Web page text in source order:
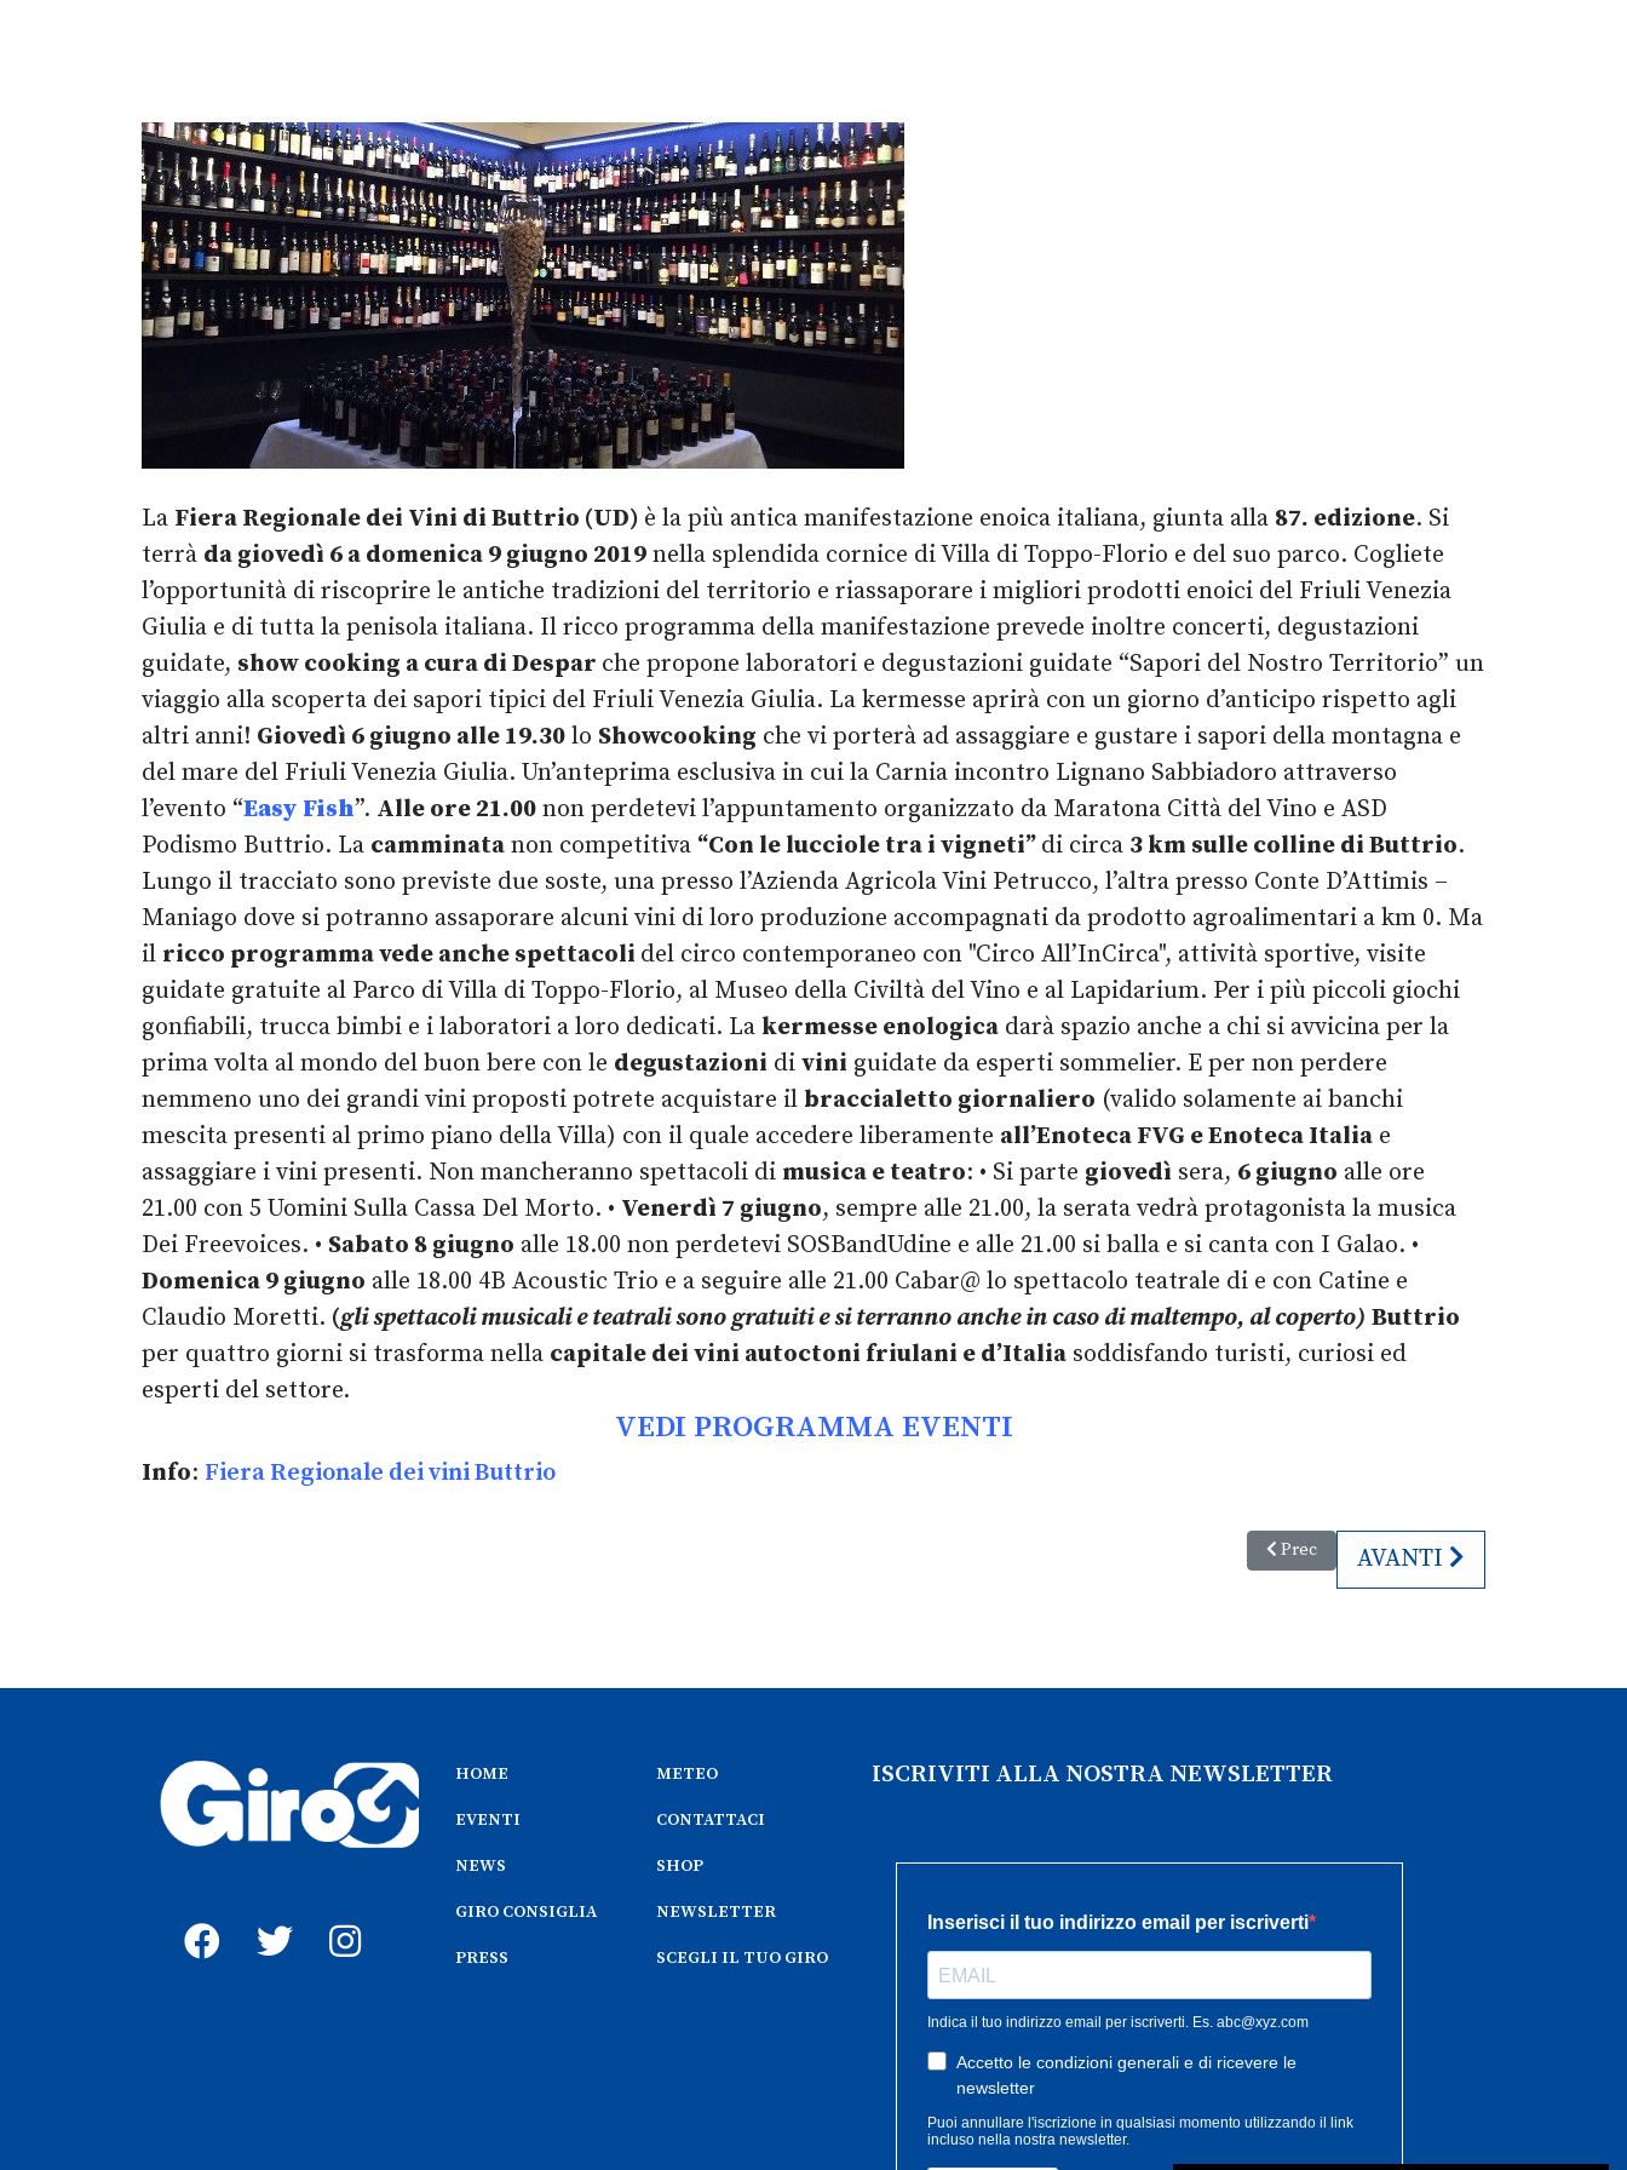
La Fiera Regionale dei Vini di Buttrio (UD) è la più antica manifestazione enoica italiana, giunta alla 87. edizione. Si
terrà da giovedì 6 a domenica 9 giugno 2019 nella splendida cornice di Villa di Toppo-Florio e del suo parco. Cogliete
l’opportunità di riscoprire le antiche tradizioni del territorio e riassaporare i migliori prodotti enoici del Friuli Venezia
Giulia e di tutta la penisola italiana. Il ricco programma della manifestazione prevede inoltre concerti, degustazioni
guidate, show cooking a cura di Despar che propone laboratori e degustazioni guidate “Sapori del Nostro Territorio” un
viaggio alla scoperta dei sapori tipici del Friuli Venezia Giulia. La kermesse aprirà con un giorno d’anticipo rispetto agli
altri anni! Giovedì 6 giugno alle 19.30 lo Showcooking che vi porterà ad assaggiare e gustare i sapori della montagna e
del mare del Friuli Venezia Giulia. Un’anteprima esclusiva in cui la Carnia incontro Lignano Sabbiadoro attraverso
l’evento “Easy Fish”. Alle ore 21.00 non perdetevi l’appuntamento organizzato da Maratona Città del Vino e ASD
Podismo Buttrio. La camminata non competitiva “Con le lucciole tra i vigneti” di circa 3 km sulle colline di Buttrio.
Lungo il tracciato sono previste due soste, una presso l’Azienda Agricola Vini Petrucco, l’altra presso Conte D’Attimis –
Maniago dove si potranno assaporare alcuni vini di loro produzione accompagnati da prodotto agroalimentari a km 0. Ma
il ricco programma vede anche spettacoli del circo contemporaneo con "Circo All’InCirca", attività sportive, visite
guidate gratuite al Parco di Villa di Toppo-Florio, al Museo della Civiltà del Vino e al Lapidarium. Per i più piccoli giochi
gonfiabili, trucca bimbi e i laboratori a loro dedicati. La kermesse enologica darà spazio anche a chi si avvicina per la
prima volta al mondo del buon bere con le degustazioni di vini guidate da esperti sommelier. E per non perdere
nemmeno uno dei grandi vini proposti potrete acquistare il braccialetto giornaliero (valido solamente ai banchi
mescita presenti al primo piano della Villa) con il quale accedere liberamente all’Enoteca FVG e Enoteca Italia e
assaggiare i vini presenti. Non mancheranno spettacoli di musica e teatro: • Si parte giovedì sera, 6 giugno alle ore
21.00 con 5 Uomini Sulla Cassa Del Morto. • Venerdì 7 giugno, sempre alle 21.00, la serata vedrà protagonista la musica
Dei Freevoices. • Sabato 8 giugno alle 18.00 non perdetevi SOSBandUdine e alle 21.00 si balla e si canta con I Galao. •
Domenica 9 giugno alle 18.00 4B Acoustic Trio e a seguire alle 21.00 Cabar@ lo spettacolo teatrale di e con Catine e
Claudio Moretti. (gli spettacoli musicali e teatrali sono gratuiti e si terranno anche in caso di maltempo, al coperto) Buttrio
per quattro giorni si trasforma nella capitale dei vini autoctoni friulani e d’Italia soddisfando turisti, curiosi ed
esperti del settore.
VEDI PROGRAMMA EVENTI
Info: Fiera Regionale dei vini Buttrio
Articolo precedente: 7. Settimana del
Prec ARTICOLO
AVANTI
HOME
EVENTI
NEWS
GIRO CONSIGLIA
PRESS
METEO
CONTATTACI
SHOP
NEWSLETTER
SCEGLI IL TUO GIRO
ISCRIVITI ALLA NOSTRA NEWSLETTER